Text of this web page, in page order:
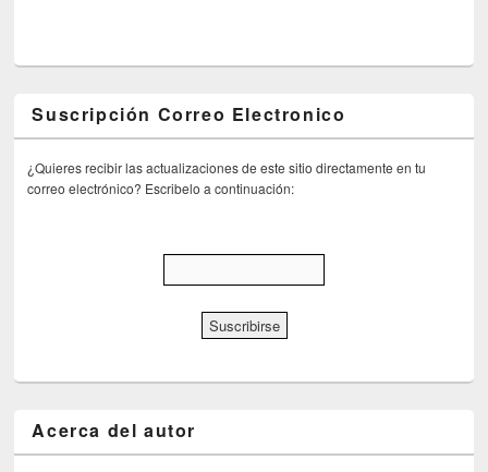
Suscripción Correo Electronico
¿Quieres recibir las actualizaciones de este sitio directamente en tu
correo electrónico? Escribelo a continuación:
Acerca del autor